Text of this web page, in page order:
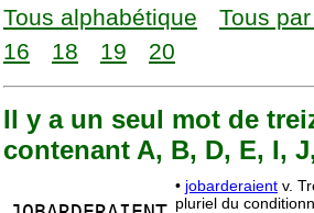
Tous alphabétique Tous
16
18 19 20
Il y a un seul mot de
contenant A, B, D, E, I,
• jobarderaient v.
pluriel du